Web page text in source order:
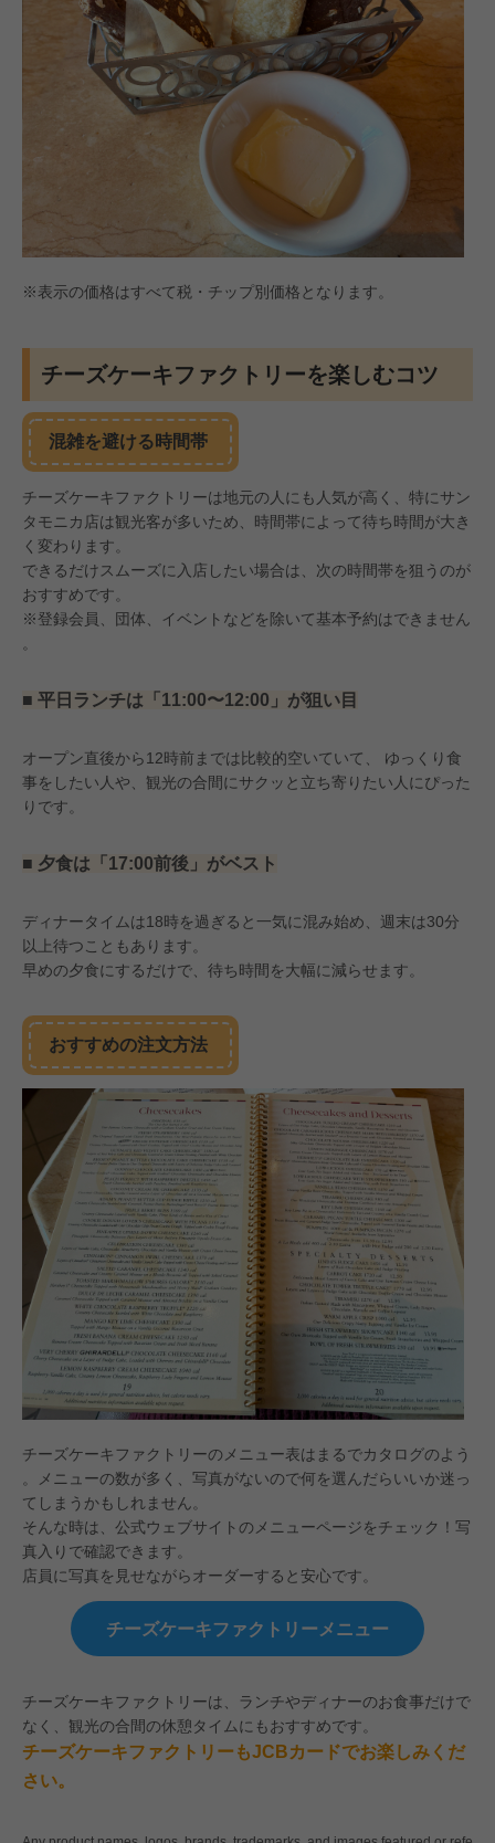
※表示の価格はすべて税・チップ別価格となります。
チーズケーキファクトリーを楽しむコツ
混雑を避ける時間帯
チーズケーキファクトリーは地元の人にも人気が高く、特にサン
タモニカ店は観光客が多いため、時間帯によって待ち時間が大き
く変わります。
できるだけスムーズに入店したい場合は、次の時間帯を狙うのが
おすすめです。
※登録会員、団体、イベントなどを除いて基本予約はできません
。
■ 平日ランチは「11:00〜12:00」が狙い目
オープン直後から12時前までは比較的空いていて、 ゆっくり食
事をしたい人や、観光の合間にサクッと立ち寄りたい人にぴった
りです。
■ 夕食は「17:00前後」がベスト
ディナータイムは18時を過ぎると一気に混み始め、週末は30分
以上待つこともあります。
早めの夕食にするだけで、待ち時間を大幅に減らせます。
おすすめの注文方法
チーズケーキファクトリーのメニュー表はまるでカタログのよう
。メニューの数が多く、写真がないので何を選んだらいいか迷っ
てしまうかもしれません。
そんな時は、公式ウェブサイトのメニューページをチェック！写
真入りで確認できます。
店員に写真を見せながらオーダーすると安心です。
チーズケーキファクトリーメニュー
チーズケーキファクトリーは、ランチやディナーのお食事だけで
なく、観光の合間の休憩タイムにもおすすめです。
チーズケーキファクトリーもJCBカードでお楽しみくだ
さい。